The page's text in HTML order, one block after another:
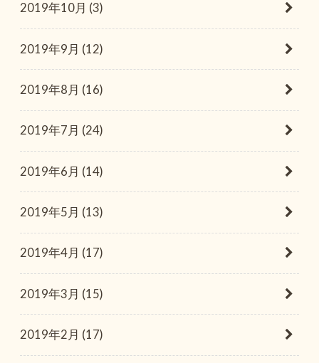
2019年10月 (3)
2019年9月 (12)
2019年8月 (16)
2019年7月 (24)
2019年6月 (14)
2019年5月 (13)
2019年4月 (17)
2019年3月 (15)
2019年2月 (17)